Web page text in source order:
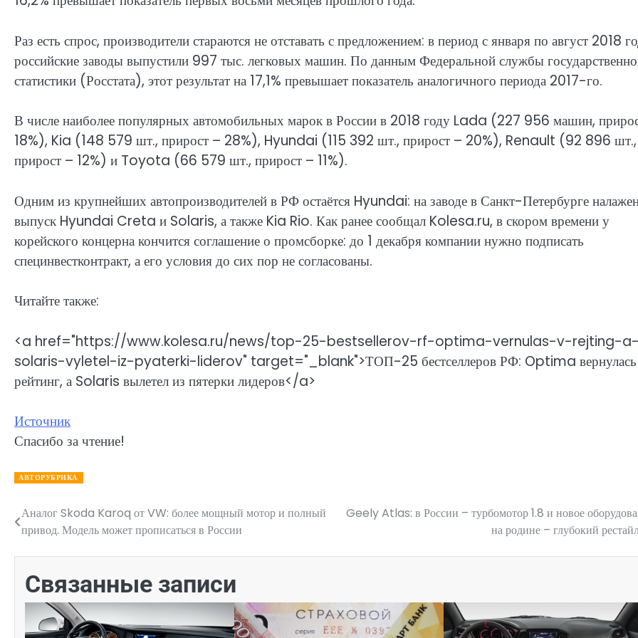
Раз есть спрос, производители стараются не отставать с предложением: в период с января по август 2018
российские заводы выпустили 997 тыс. легковых машин. По данным Федеральной службы
статистики (Росстата), этот результат на 17,1% превышает показатель аналогичного периода 2017-го.
В числе наиболее популярных автомобильных марок в России в 2018 году Lada (227 956 машин,
18%), Kia (148 579 шт., прирост – 28%), Hyundai (115 392 шт., прирост – 20%), Renault (92 896 шт.,
прирост – 12%) и Toyota (66 579 шт., прирост – 11%).
Одним из крупнейших автопроизводителей в РФ остаётся Hyundai: на заводе в Санкт-Петербурге
выпуск Hyundai Creta и Solaris, а также Kia Rio. Как ранее сообщал Kolesa.ru, в скором времени у
корейского концерна кончится соглашение о промсборке: до 1 декабря компании нужно подписать
специнвестконтракт, а его условия до сих пор не согласованы.
Читайте также:
<a href="https://www.kolesa.ru/news/top-25-bestsellerov-rf-optima-vernulas-v-rejting-a-
solaris-vyletel-iz-pyaterki-liderov" target="_blank">ТОП-25 бестселлеров РФ: Optima вернулась
рейтинг, а Solaris вылетел из пятерки лидеров</a>
Источник
Спасибо за чтение!
АВТОРУБРИКА
Навигация
по
Аналог Skoda Karoq от VW: более мощный мотор и полный
привод. Модель может прописаться в России
Geely Atlas: в России – турбомотор 1.8 и новое
на родине – глубокий
Связанные записи